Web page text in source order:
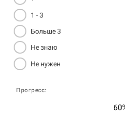
1 - 3
Больше 3
Не знаю
Не нужен
Прогресс: